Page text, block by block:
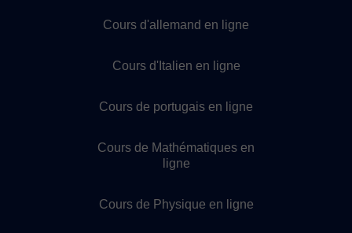
Cours d'allemand en ligne
Cours d'Italien en ligne
Cours de portugais en ligne
Cours de Mathématiques en
ligne
Cours de Physique en ligne